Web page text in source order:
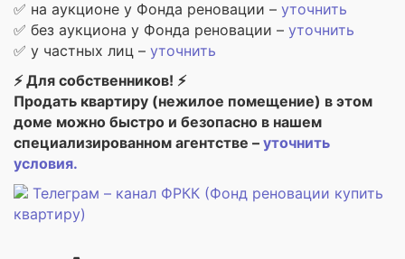
✅ на аукционе у Фонда реновации – уточнить
✅ без аукциона у Фонда реновации – уточнить
✅ у частных лиц – уточнить
⚡ Для собственников! ⚡
Продать квартиру (нежилое помещение) в этом
доме можно быстро и безопасно в нашем
специализированном агентстве – уточнить
условия.
Телеграм – канал ФРКК (Фонд реновации купить
квартиру)